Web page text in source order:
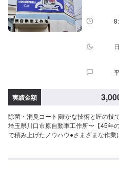
実績金額
除菌・消臭コート|確かな技術と匠の技
埼玉県川口市原自動車工作所〜【45年
で積み上げたノウハウ●さまざまな作
ら輸入車(外車)まで、すべてのお車の